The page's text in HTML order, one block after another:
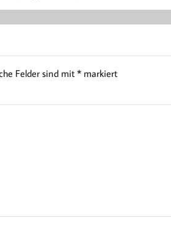
Felder sind mit*markiert